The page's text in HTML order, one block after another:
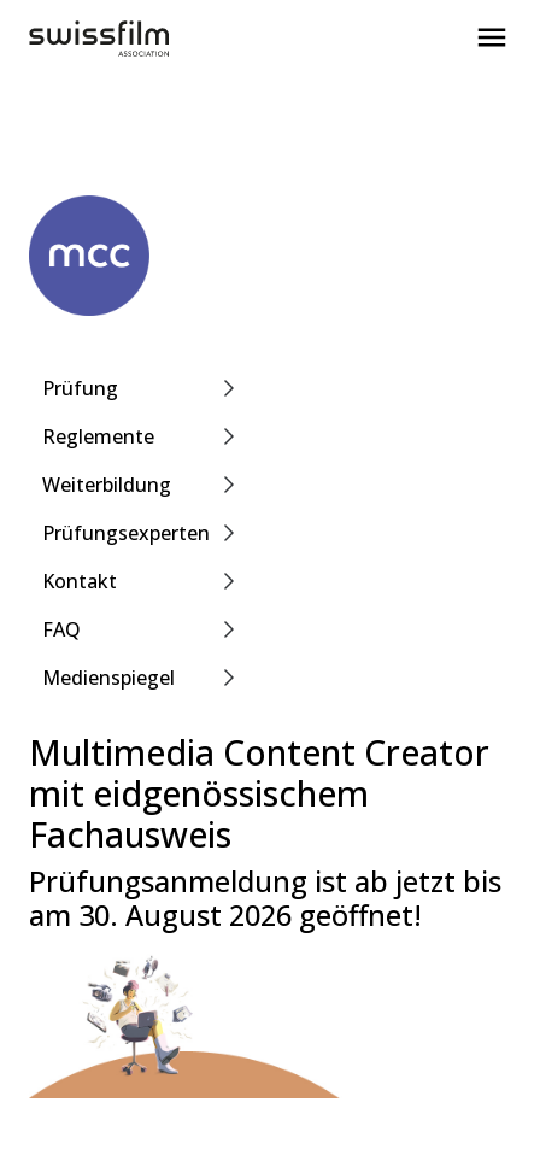
Prüfung
Reglemente
Weiterbildung
Prüfungsexperten
Kontakt
FAQ
Medienspiegel
Multimedia Content Creator
mit eidgenössischem
Fachausweis
Prüfungsanmeldung ist ab jetzt bis
am 30. August 2026 geöffnet!